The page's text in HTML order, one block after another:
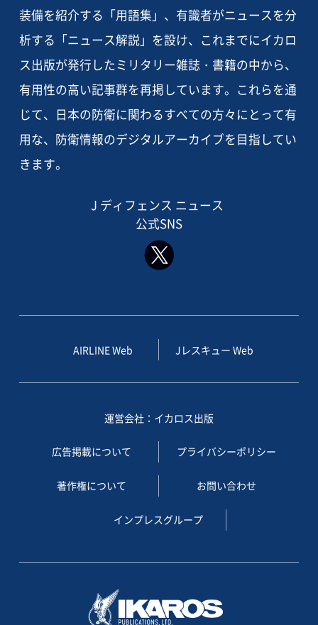
装備を紹介する「用語集」、有識者がニュースを分
析する「ニュース解説」を設け、これまでにイカロ
ス出版が発行したミリタリー雑誌・書籍の中から、
有用性の高い記事群を再掲しています。これらを通
じて、日本の防衛に関わるすべての方々にとって有
用な、防衛情報のデジタルアーカイブを目指してい
きます。
J ディフェンス ニュース
公式SNS
AIRLINE Web Jレスキュー Web
運営会社：イカロス出版
広告掲載について プライバシーポリシー
著作権について お問い合わせ
インプレスグループ